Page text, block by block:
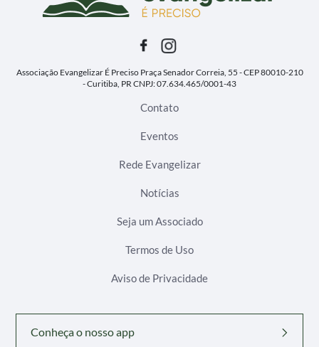
Associação Evangelizar É PrecisoPraça Senador Correia, 55 - CEP 80010-210
- Curitiba, PRCNPJ: 07.634.465/0001-43
Contato
Eventos
Rede Evangelizar
Notícias
Seja um Associado
Termos de Uso
Aviso de Privacidade
Conheça o nosso app